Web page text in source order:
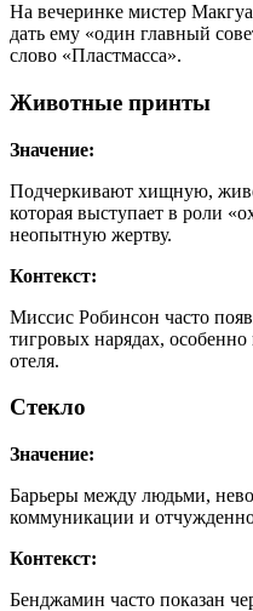
На вечеринке мистер
дать ему «один главный
слово «Пластмасса».
Животные принты
Значение:
Подчеркивают хищную,
которая выступает в роли
неопытную жертву.
Контекст:
Миссис Робинсон часто
тигровых нарядах,
отеля.
Стекло
Значение:
Барьеры между людьми,
коммуникации и
Контекст:
Бенджамин часто показан